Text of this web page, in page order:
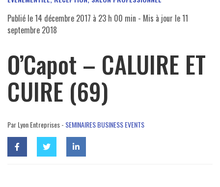
Publié le14 décembre 2017 à 23 h 00 min - Mis à jour le11
septembre 2018
O’Capot – CALUIRE ET
CUIRE (69)
Par Lyon Entreprises - SEMINAIRES BUSINESS EVENTS